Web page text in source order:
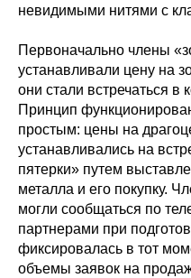
невидимыми нитями с
Первоначально члены
устанавливали цену на
они стали встречаться в
Принцип
простым: цены на
устанавливались на
пятерки» путем
металла и его покупку.
могли сообщаться по
партнерами при
фиксировалась в тот
объемы заявок на